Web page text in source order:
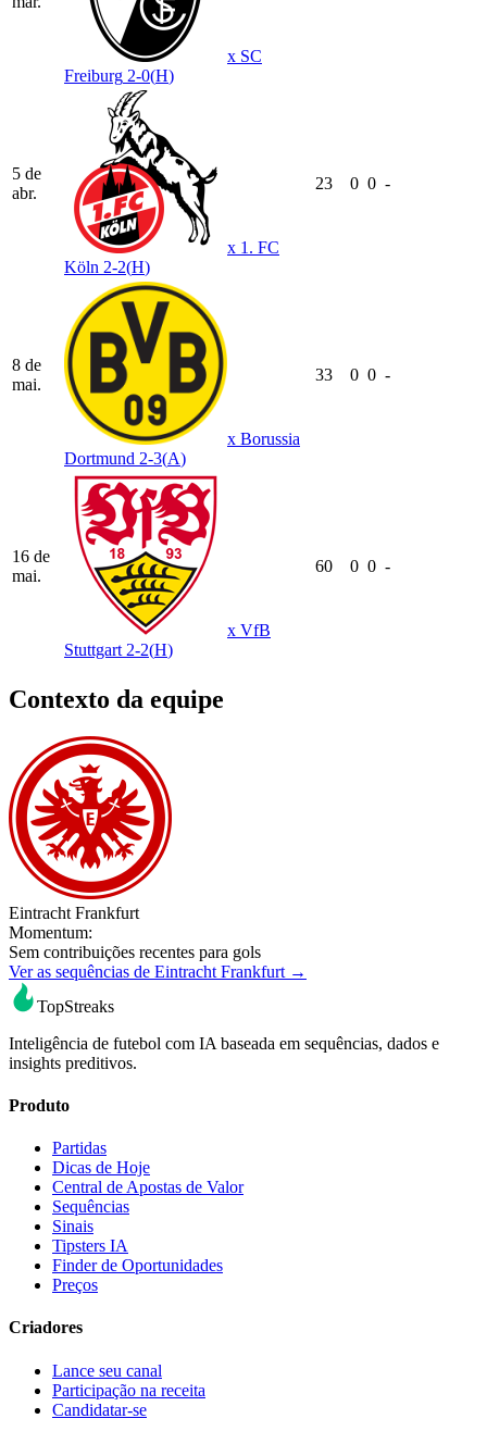
x SC
Freiburg 2-0(H)
5 de
abr.
x 1. FC
Köln 2-2(H)
23 0 0 -
8 de
mai.
x Borussia
Dortmund 2-3(A)
33 0 0 -
16 de
mai.
x VfB
Stuttgart 2-2(H)
60 0 0 -
Contexto da equipe
Eintracht Frankfurt
Momentum:
Sem contribuições recentes para gols
Ver as sequências de Eintracht Frankfurt →
TopStreaks
Inteligência de futebol com IA baseada em sequências, dados e
insights preditivos.
Produto
Partidas
Dicas de Hoje
Central de Apostas de Valor
Sequências
Sinais
Tipsters IA
Finder de Oportunidades
Preços
Criadores
Lance seu canal
Participação na receita
Candidatar-se